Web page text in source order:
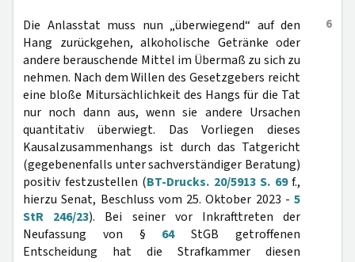
6
Die Anlasstat muss nun „überwiegend“ auf den
Hang zurückgehen, alkoholische Getränke oder
andere berauschende Mittel im Übermaß zu sich zu
nehmen. Nach dem Willen des Gesetzgebers reicht
eine bloße Mitursächlichkeit des Hangs für die Tat
nur noch dann aus, wenn sie andere Ursachen
quantitativ überwiegt. Das Vorliegen dieses
Kausalzusammenhangs ist durch das Tatgericht
(gegebenenfalls unter sachverständiger Beratung)
positiv festzustellen (BT-Drucks. 20/5913 S. 69f.,
hierzu Senat, Beschluss vom 25. Oktober 2023 - 5
StR 246/23). Bei seiner vor Inkrafttreten der
Neufassung von § 64StGB getroffenen
Entscheidung hat die Strafkammer diesen